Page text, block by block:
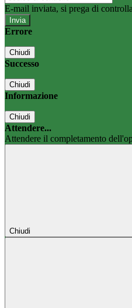
E-mail inviata, si prega di
Errore
Chiudi
Successo
Chiudi
Informazione
Chiudi
Attendere...
Attendere il completamento
Chiudi